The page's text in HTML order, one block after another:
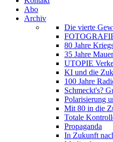
Abo
Archiv
Die vierte
80 Jahre
35 Jahre
UTOPIE
KI und die
100 Jahre
Schmeckt's?
Polarisierung
Mit 80 in die
Totale
Propaganda
In Zukunft